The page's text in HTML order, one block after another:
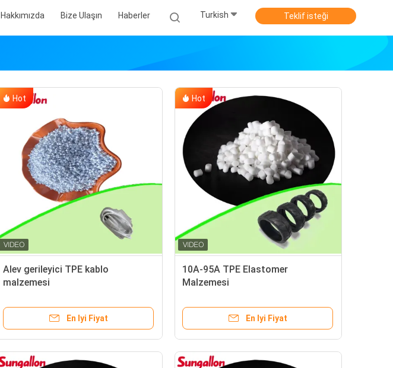
Hakkımızda Bize Ulaşın Haberler Turkish Teklif isteği
Hot
Alev gerileyici TPE kablo
malzemesi
En Iyi Fiyat
Hot
10A-95A TPE Elastomer
Malzemesi
En Iyi Fiyat